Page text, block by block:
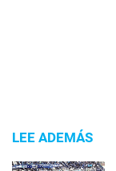
LEE ADEMÁS